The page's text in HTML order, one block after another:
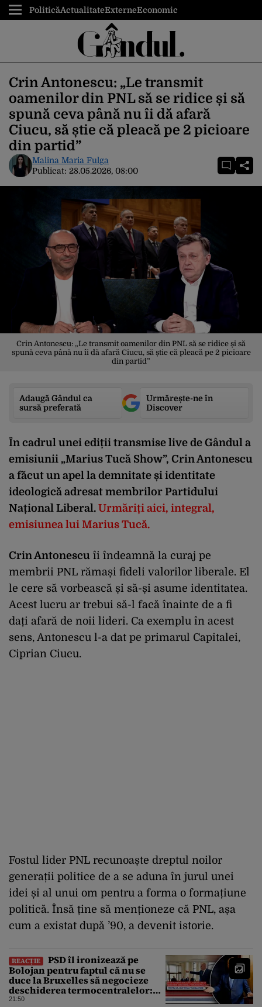
PoliticăActualitateExterneEconomic
Crin Antonescu: „Le transmit
oamenilor din PNL să se ridice și să
spună ceva până nu îi dă afară
Ciucu, să știe că pleacă pe 2 picioare
din partid”
Malina Maria Fulga
Publicat: 28.05.2026, 08:00
Crin Antonescu: „Le transmit oamenilor din PNL să se ridice și să
spună ceva până nu îi dă afară Ciucu, să știe că pleacă pe 2 picioare
din partid”
Adaugă Gândul ca
sursă preferată
Urmărește-ne în
Discover
În cadrul unei ediții transmise live de Gândul a
emisiunii „Marius Tucă Show”, Crin Antonescu
a făcut un apel la demnitate și identitate
ideologică adresat membrilor Partidului
Național Liberal. Urmăriți aici, integral,
emisiunea lui Marius Tucă.
Crin Antonescu îi îndeamnă la curaj pe
membrii PNL rămași fideli valorilor liberale. El
le cere să vorbească și să-și asume identitatea.
Acest lucru ar trebui să-l facă înainte de a fi
dați afară de noii lideri. Ca exemplu în acest
sens, Antonescu l-a dat pe primarul Capitalei,
Ciprian Ciucu.
Fostul lider PNL recunoaște dreptul noilor
generații politice de a se aduna în jurul unei
idei și al unui om pentru a forma o formațiune
politică. Însă ține să menționeze că PNL, așa
cum a existat după ’90, a devenit istorie.
REACȚIE
PSD îl ironizează pe
Bolojan pentru faptul că nu se
duce la Bruxelles să negocieze
deschiderea termocentralelor:
„Pentru că a dat afară
21:50